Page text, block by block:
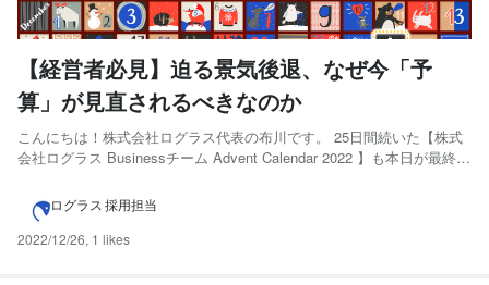
【経営者必見】迫る景気後退、なぜ今「予
算」が見直されるべきなのか
こんにちは！株式会社ログラス代表の布川です。 25日間続いた【株式
会社ログラス Businessチーム Advent Calendar 2022 】も本日が最終日
ですが、そもそも「予算」って何のためにあるのでしょうか？ コスト
を使いすぎないた...
ログラス 採用担当
2022/12/26, 1 likes